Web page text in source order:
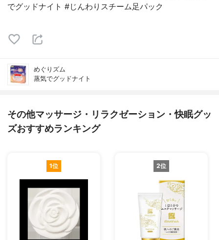
でグッドナイト #じんわりスチーム足パック
めぐりズム
蒸気でグッドナイト
その他マッサージ・リラクゼーション・快眠グッ
ズおすすめランキング
1位 2位